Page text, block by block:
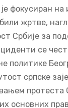
фокусиран
жртве,
Србије за
се
политике
српске
протеста
основних